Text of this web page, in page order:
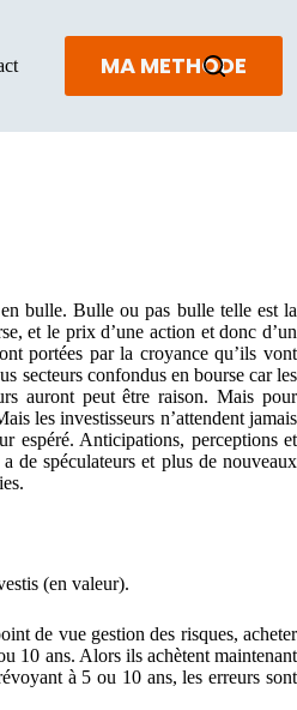
MA METHODE
bulle. Bulle ou pas bulle telle est la
et le prix d’une action et donc d’un
portées par la croyance qu’ils vont
secteurs confondus en bourse car les
auront peut être raison. Mais pour
les investisseurs n’attendent jamais
espéré. Anticipations, perceptions et
de spéculateurs et plus de nouveaux
(en valeur).
de vue gestion des risques, acheter
10 ans. Alors ils achètent maintenant
à 5 ou 10 ans, les erreurs sont